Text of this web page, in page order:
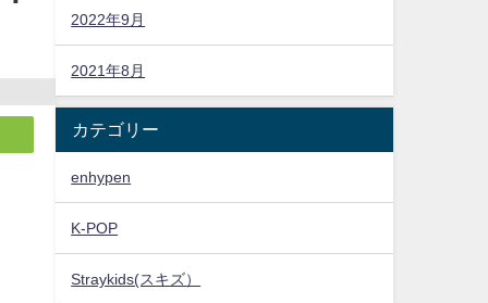
2022年9月
2021年8月
カテゴリー
enhypen
K-POP
Straykids(スキズ）